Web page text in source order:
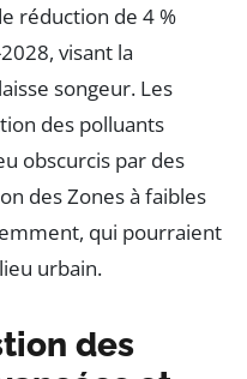
réduction de 4 %
visant la
songeur. Les
des polluants
obscurcis par des
des Zones à faibles
qui pourraient
urbain.
des